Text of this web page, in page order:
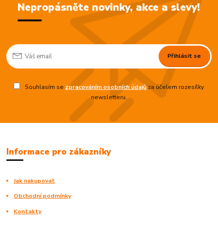
Nepropásněte novinky, akce a slevy!
Přihlásit se
Souhlasím se zpracováním osobních údajůza účelem rozesílky
newsletteru.
Informace pro zákazníky
Jak nakupovat
Obchodní podmínky
Kontakty